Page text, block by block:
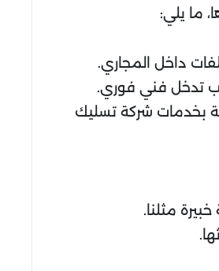
ما يلي:
داخل المجاري.
تدخل فني فوري.
بخدمات شركة تسليك
مثلنا.